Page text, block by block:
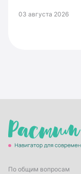
03 августа 2026
По общим вопросам